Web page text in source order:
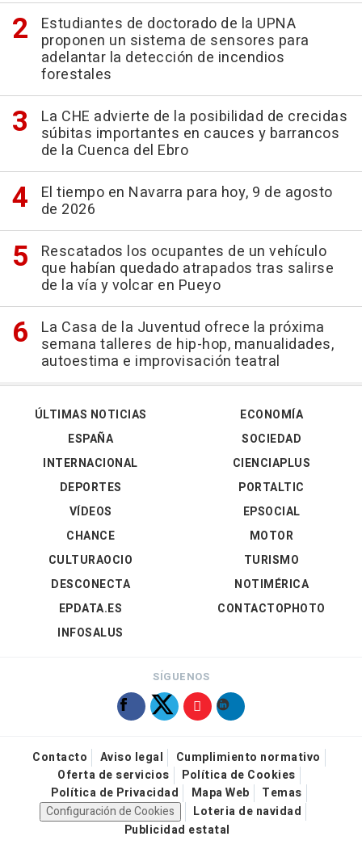
Estudiantes de doctorado de la UPNA
proponen un sistema de sensores para
adelantar la detección de incendios
forestales
La CHE advierte de la posibilidad de crecidas
súbitas importantes en cauces y barrancos
de la Cuenca del Ebro
El tiempo en Navarra para hoy, 9 de agosto
de 2026
Rescatados los ocupantes de un vehículo
que habían quedado atrapados tras salirse
de la vía y volcar en Pueyo
La Casa de la Juventud ofrece la próxima
semana talleres de hip-hop, manualidades,
autoestima e improvisación teatral
ÚLTIMAS NOTICIAS
ESPAÑA
INTERNACIONAL
DEPORTES
VÍDEOS
ECONOMÍA
SOCIEDAD
CIENCIAPLUS
PORTALTIC
EPSOCIAL
CHANCE
CULTURAOCIO
DESCONECTA
EPDATA.ES
INFOSALUS
MOTOR
TURISMO
NOTIMÉRICA
CONTACTOPHOTO
SÍGUENOS
Contacto Aviso legal
Cumplimiento normativo
Oferta de servicios
Política de Cookies
Política de Privacidad
Mapa Web
Temas
Configuración de Cookies
Loteria de navidad
Publicidad estatal